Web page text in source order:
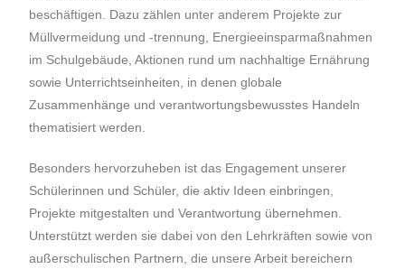
beschäftigen. Dazu zählen unter anderem Projekte zur
Müllvermeidung und -trennung, Energieeinsparmaßnahmen
im Schulgebäude, Aktionen rund um nachhaltige Ernährung
sowie Unterrichtseinheiten, in denen globale
Zusammenhänge und verantwortungsbewusstes Handeln
thematisiert werden.
Besonders hervorzuheben ist das Engagement unserer
Schülerinnen und Schüler, die aktiv Ideen einbringen,
Projekte mitgestalten und Verantwortung übernehmen.
Unterstützt werden sie dabei von den Lehrkräften sowie von
außerschulischen Partnern, die unsere Arbeit bereichern